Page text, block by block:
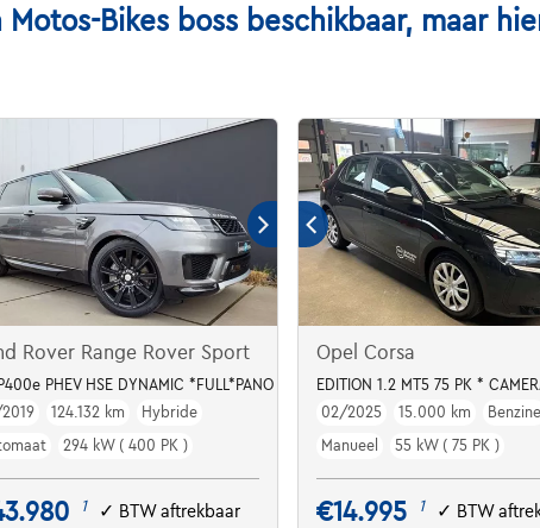
Bikes boss beschikbaar, maar
Rover Range Rover Sport
PHEV HSE DYNAMIC *FULL*PANO DAK*ACC*MEMORY
124.132 km
Hybride
294 kW ( 400 PK )
1 ✓ BTW aftrekbaar
Opel Corsa
EDITION 1.2 MT5 75 PK *
02/2025
15.000 km
Benzine
Manueel
55 kW ( 75 PK )
€14.995 1 ✓ BTW